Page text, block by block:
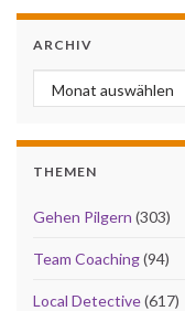
ARCHIV
Archiv
THEMEN
Gehen Pilgern (303)
Team Coaching(94)
Local Detective(617)